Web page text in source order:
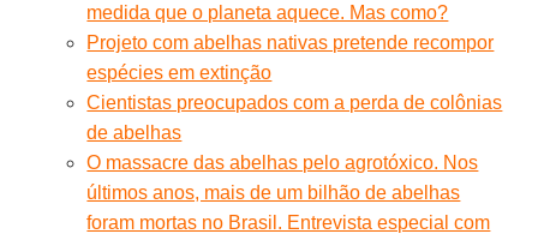
medida que o planeta aquece. Mas como?
Projeto com abelhas nativas pretende recompor
espécies em extinção
Cientistas preocupados com a perda de colônias
de abelhas
O massacre das abelhas pelo agrotóxico. Nos
últimos anos, mais de um bilhão de abelhas
foram mortas no Brasil. Entrevista especial com